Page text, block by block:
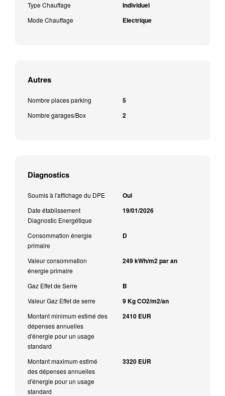
Type Chauffage Individuel
Mode Chauffage Electrique
Autres
Nombre places parking 5
Nombre garages/Box 2
Diagnostics
Soumis à l'affichage du DPE Oui
Date établissement
Diagnostic Energétique
19/01/2026
Consommation énergie
primaire
D
Valeur consommation
énergie primaire
249 kWh/m2 par an
Gaz Effet de Serre B
Valeur Gaz Effet de serre 9 Kg CO2/m2/an
Montant minimum estimé des
dépenses annuelles
d'énergie pour un usage
standard
2410 EUR
Montant maximum estimé
des dépenses annuelles
d'énergie pour un usage
standard
3320 EUR